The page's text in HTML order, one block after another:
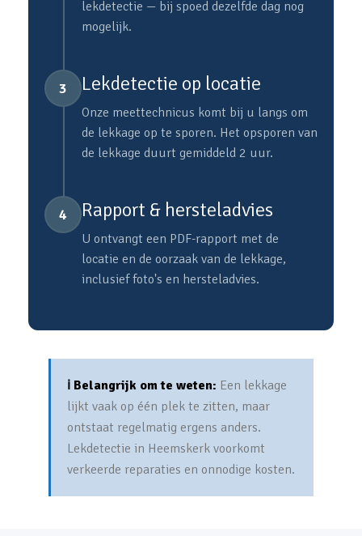
lekdetectie — bij spoed dezelfde dag nog
mogelijk.
3 Lekdetectie op locatie
Onze meettechnicus komt bij u langs om
de lekkage op te sporen. Het opsporen van
de lekkage duurt gemiddeld 2 uur.
4 Rapport & hersteladvies
U ontvangt een PDF-rapport met de
locatie en de oorzaak van de lekkage,
inclusief foto's en hersteladvies.
ℹ️ Belangrijk om te weten: Een lekkage
lijkt vaak op één plek te zitten, maar
ontstaat regelmatig ergens anders.
Lekdetectie in Heemskerk voorkomt
verkeerde reparaties en onnodige kosten.